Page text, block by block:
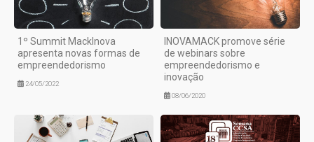
1º Summit MackInova
apresenta novas formas de
empreendedorismo
24/05/2022
INOVAMACK promove série
de webinars sobre
empreendedorismo e
inovação
08/06/2020